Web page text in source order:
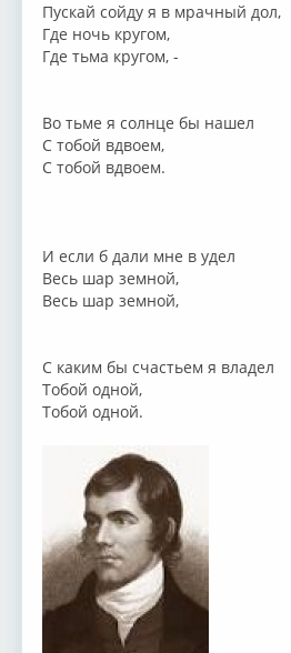
Пускай сойду я в мрачный дол,
Где ночь кругом,
Где тьма кругом, -
Во тьме я солнце бы нашел
С тобой вдвоем,
С тобой вдвоем.
И если б дали мне в удел
Весь шар земной,
Весь шар земной,
С каким бы счастьем я владел
Тобой одной,
Тобой одной.